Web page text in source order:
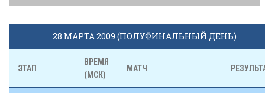
28 МАРТА 2009 (ПОЛУФИНАЛЬНЫЙ ДЕНЬ)
ЭТАП
ВРЕМЯ
(МСК)
МАТЧ